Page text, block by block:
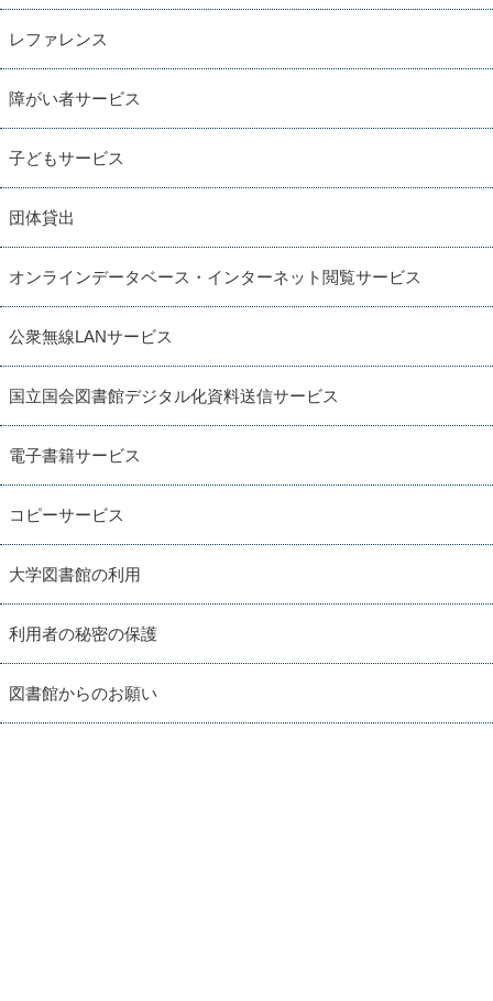
レファレンス
障がい者サービス
子どもサービス
団体貸出
オンラインデータベース・インターネット閲覧サービス
公衆無線LANサービス
国立国会図書館デジタル化資料送信サービス
電子書籍サービス
コピーサービス
大学図書館の利用
利用者の秘密の保護
図書館からのお願い